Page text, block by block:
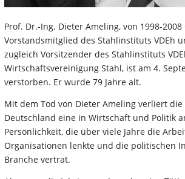
Prof. Dr.-Ing. Dieter Ameling, von 1998-
Vorstandsmitglied des Stahlinstituts VDEh
zugleich Vorsitzender des Stahlinstituts
Wirtschaftsvereinigung Stahl, ist am 4.
verstorben. Er wurde 79 Jahre alt.
Mit dem Tod von Dieter Ameling verliert
Deutschland eine in Wirtschaft und Politik
Persönlichkeit, die über viele Jahre die
Organisationen lenkte und die politischen
Branche vertrat.